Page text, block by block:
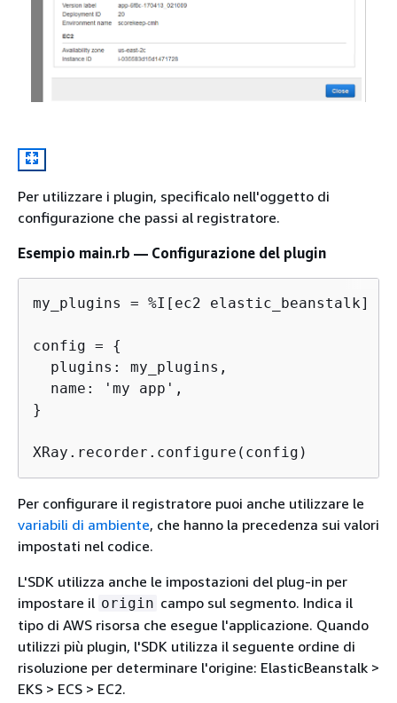
Per utilizzare i plugin, specificalo nell'oggetto di
configurazione che passi al registratore.
Esempio main.rb — Configurazione del plugin
my_plugins = %I[ec2 elastic_beanstalk]
config = {
  plugins: my_plugins,
  name: 'my app',
}
XRay.recorder.configure(config)
Per configurare il registratore puoi anche utilizzare le
variabili di ambiente, che hanno la precedenza sui valori
impostati nel codice.
L'SDK utilizza anche le impostazioni del plug-in per
impostare il origin campo sul segmento. Indica il
tipo di AWS risorsa che esegue l'applicazione. Quando
utilizzi più plugin, l'SDK utilizza il seguente ordine di
risoluzione per determinare l'origine: ElasticBeanstalk >
EKS > ECS > EC2.